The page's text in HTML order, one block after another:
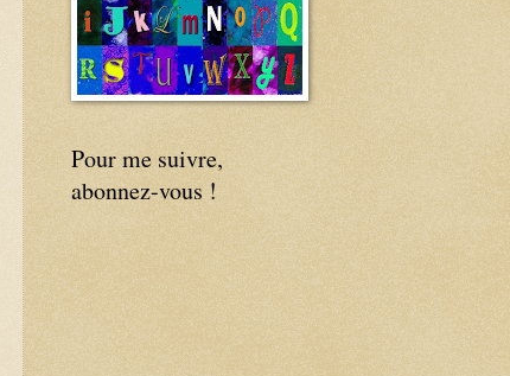
Pour me suivre,
abonnez-vous !